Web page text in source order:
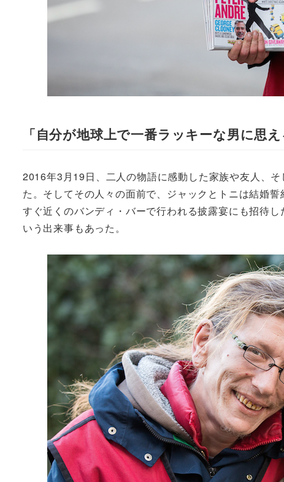
「自分が地球上で一番ラッキーな男に思
2016年3月19日、二人の物語に感動した家族や友人、
た。そしてその人々の面前で、ジャックとトニは結婚
すぐ近くのバンディ・バーで行われる披露宴にも招待
いう出来事もあった。